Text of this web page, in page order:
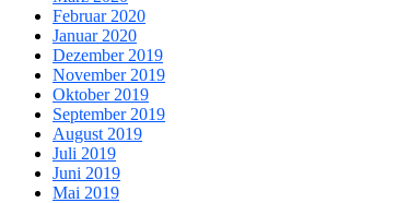
Februar 2020
Januar 2020
Dezember 2019
November 2019
Oktober 2019
September 2019
August 2019
Juli 2019
Juni 2019
Mai 2019